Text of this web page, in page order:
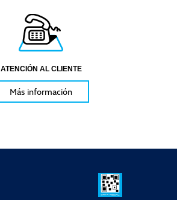
ATENCIÓN AL CLIENTE
Más información